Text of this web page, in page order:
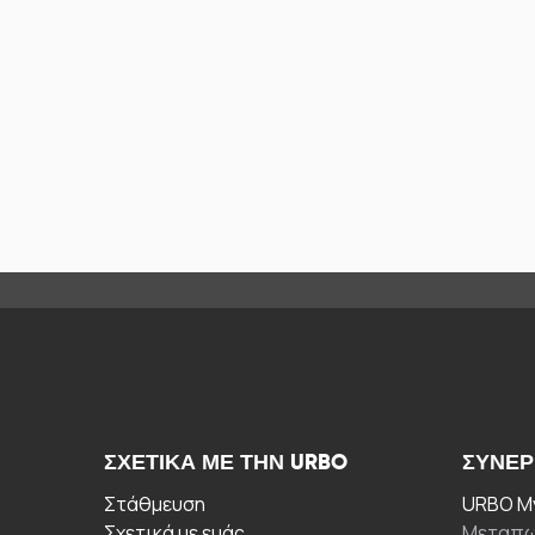
ΣΧΕΤΙΚΆ ΜΕ ΤΗΝ URBO
Στάθμευση
URBO